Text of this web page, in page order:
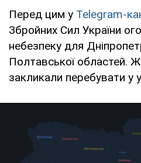
Перед цим у Telegram-
Збройних Сил України
небезпеку для
Полтавської областей.
закликали перебувати у